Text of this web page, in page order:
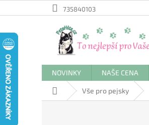
na
735840103
NOVINKY NAŠE CENA
Domů Vše pro pejsky